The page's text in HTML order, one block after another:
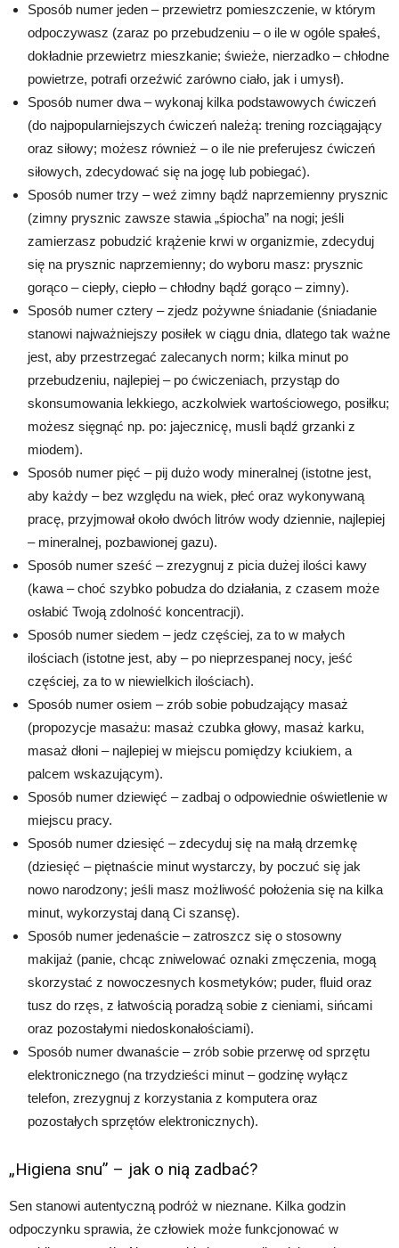
Sposób numer jeden – przewietrz pomieszczenie, w którym
odpoczywasz (zaraz po przebudzeniu – o ile w ogóle spałeś,
dokładnie przewietrz mieszkanie; świeże, nierzadko – chłodne
powietrze, potrafi orzeźwić zarówno ciało, jak i umysł).
Sposób numer dwa – wykonaj kilka podstawowych ćwiczeń
(do najpopularniejszych ćwiczeń należą: trening rozciągający
oraz siłowy; możesz również – o ile nie preferujesz ćwiczeń
siłowych, zdecydować się na jogę lub pobiegać).
Sposób numer trzy – weź zimny bądź naprzemienny prysznic
(zimny prysznic zawsze stawia „śpiocha” na nogi; jeśli
zamierzasz pobudzić krążenie krwi w organizmie, zdecyduj
się na prysznic naprzemienny; do wyboru masz: prysznic
gorąco – ciepły, ciepło – chłodny bądź gorąco – zimny).
Sposób numer cztery – zjedz pożywne śniadanie (śniadanie
stanowi najważniejszy posiłek w ciągu dnia, dlatego tak ważne
jest, aby przestrzegać zalecanych norm; kilka minut po
przebudzeniu, najlepiej – po ćwiczeniach, przystąp do
skonsumowania lekkiego, aczkolwiek wartościowego, posiłku;
możesz sięgnąć np. po: jajecznicę, musli bądź grzanki z
miodem).
Sposób numer pięć – pij dużo wody mineralnej (istotne jest,
aby każdy – bez względu na wiek, płeć oraz wykonywaną
pracę, przyjmował około dwóch litrów wody dziennie, najlepiej
– mineralnej, pozbawionej gazu).
Sposób numer sześć – zrezygnuj z picia dużej ilości kawy
(kawa – choć szybko pobudza do działania, z czasem może
osłabić Twoją zdolność koncentracji).
Sposób numer siedem – jedz częściej, za to w małych
ilościach (istotne jest, aby – po nieprzespanej nocy, jeść
częściej, za to w niewielkich ilościach).
Sposób numer osiem – zrób sobie pobudzający masaż
(propozycje masażu: masaż czubka głowy, masaż karku,
masaż dłoni – najlepiej w miejscu pomiędzy kciukiem, a
palcem wskazującym).
Sposób numer dziewięć – zadbaj o odpowiednie oświetlenie w
miejscu pracy.
Sposób numer dziesięć – zdecyduj się na małą drzemkę
(dziesięć – piętnaście minut wystarczy, by poczuć się jak
nowo narodzony; jeśli masz możliwość położenia się na kilka
minut, wykorzystaj daną Ci szansę).
Sposób numer jedenaście – zatroszcz się o stosowny
makijaż (panie, chcąc zniwelować oznaki zmęczenia, mogą
skorzystać z nowoczesnych kosmetyków; puder, fluid oraz
tusz do rzęs, z łatwością poradzą sobie z cieniami, sińcami
oraz pozostałymi niedoskonałościami).
Sposób numer dwanaście – zrób sobie przerwę od sprzętu
elektronicznego (na trzydzieści minut – godzinę wyłącz
telefon, zrezygnuj z korzystania z komputera oraz
pozostałych sprzętów elektronicznych).
„Higiena snu” – jak o nią zadbać?
Sen stanowi autentyczną podróż w nieznane. Kilka godzin
odpoczynku sprawia, że człowiek może funkcjonować w